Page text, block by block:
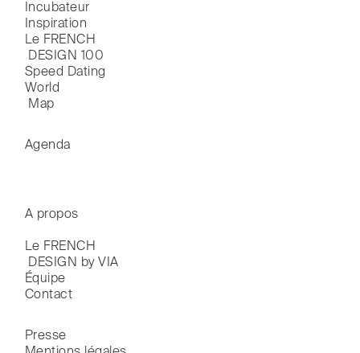
Incubateur
Inspiration
Le FRENCH
DESIGN 100
Speed Dating
World
Map
Agenda
A propos
Le FRENCH
DESIGN by VIA
Équipe
Contact
Presse